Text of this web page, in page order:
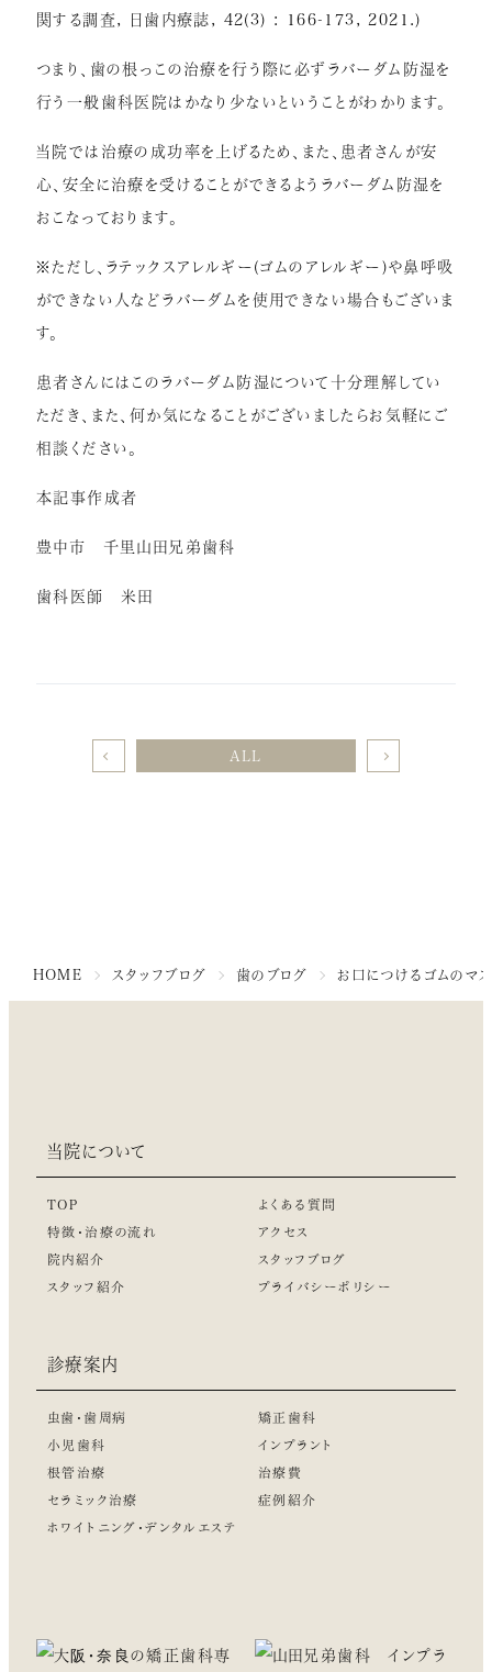
関する調査, 日歯内療誌, 42(3) : 166-173, 2021.)
つまり、歯の根っこの治療を行う際に必ずラバーダム防湿を
行う一般歯科医院はかなり少ないということがわかります。
当院では治療の成功率を上げるため、また、患者さんが安
心、安全に治療を受けることができるようラバーダム防湿を
おこなっております。
※ただし、ラテックスアレルギー(ゴムのアレルギー)や鼻呼吸
ができない人などラバーダムを使用できない場合もございま
す。
患者さんにはこのラバーダム防湿について十分理解してい
ただき、また、何か気になることがございましたらお気軽にご
相談ください。
本記事作成者
豊中市 千里山田兄弟歯科
歯科医師 米田
ALL
HOME スタッフブログ 歯のブログ お口につけるゴムのマ
当院について
TOP
特徴・治療の流れ
院内紹介
スタッフ紹介
よくある質問
アクセス
スタッフブログ
プライバシーポリシー
診療案内
虫歯・歯周病
小児歯科
根管治療
セラミック治療
ホワイトニング・デンタルエステ
矯正歯科
インプラント
治療費
症例紹介